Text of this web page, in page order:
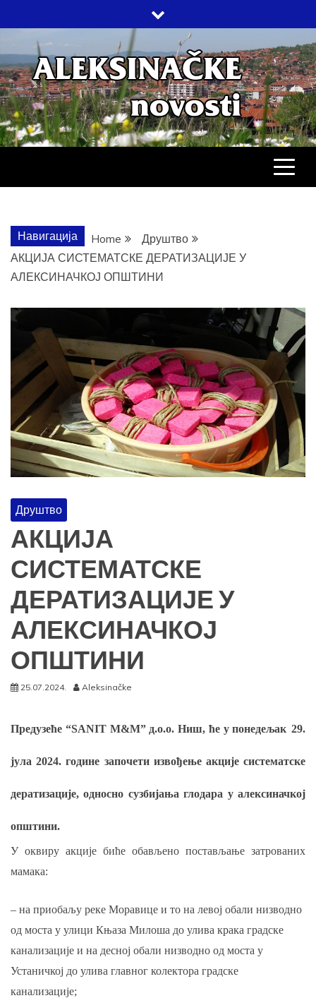
to
content
НОВОСТИ
ДРУШТВО, КУЛТУРА, ЕКОНОМИЈА,
СПОРТ, ПОСЛОВНИ ИМЕНИК,
Навигација Home
Друштво
АКЦИЈА СИСТЕМАТСКЕ ДЕРАТИЗАЦИЈЕ У
АЛЕКСИНАЧКОЈ ОПШТИНИ
Друштво
АКЦИЈА
СИСТЕМАТСКЕ
ДЕРАТИЗАЦИЈЕ У
АЛЕКСИНАЧКОЈ
ОПШТИНИ
25.07.2024. Aleksinačke
Предузеће “SANIT М&М” д.о.о. Ниш, ће у понедељак 29.
јула 2024. године започети извођење акције систематске
дератизације, односно сузбијања глодара у алексиначкој
општини.
У оквиру акције биће обављено постављање затрованих
мамака:
– на приобаљу реке Моравице и то на левој обали низводно
од моста у улици Књаза Милоша до улива крака градске
канализације и на десној обали низводно од моста у
Устаничкој до улива главног колектора градске
канализације;